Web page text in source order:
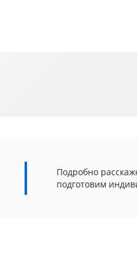
Подробно
подготовим